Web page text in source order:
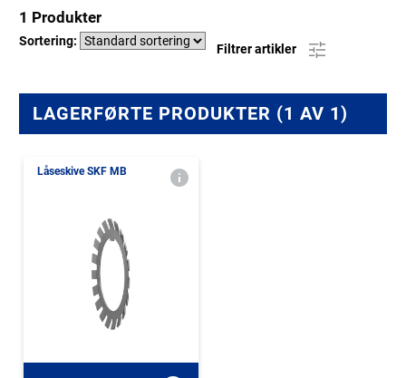
1 Produkter
Sortering:
Filtrer artikler
LAGERFØRTE PRODUKTER (1 AV 1)
Låseskive SKF MB